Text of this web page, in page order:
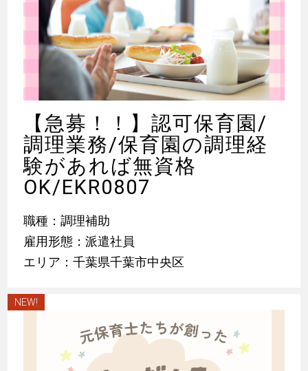
【急募！！】認可保育園/
調理業務/保育園の調理経
験があれば無資格
OK/EKR0807
職種：調理補助
雇用形態：派遣社員
エリア：千葉県千葉市中央区
NEW!